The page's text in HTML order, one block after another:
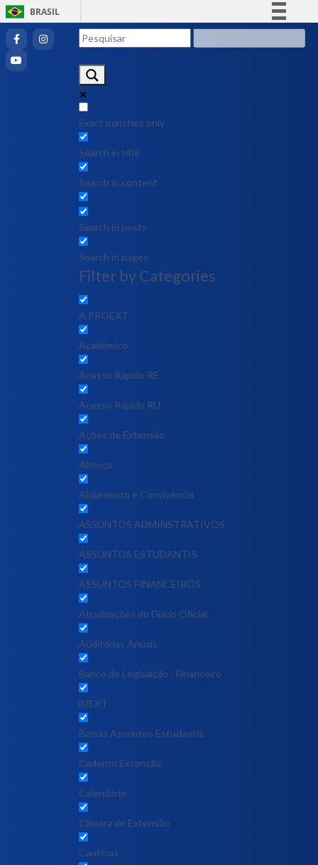
BRASIL
Exact matches only
Search in title
Search in content
Search in posts
Search in pages
Filter by Categories
A PROEXT
Acadêmico
Acesso Rápido RE
Acesso Rápido RU
Ações de Extensão
Almoço
Alojamento e Convivência
ASSUNTOS ADMINSTRATIVOS
ASSUNTOS ESTUDANTIS
ASSUNTOS FINANCEIROS
Atualizações do Diário Oficial
Auditórias Anuais
Banco de Legislação - Financeiro
BIEXT
Bolsas Assuntos Estudantis
Caderno Extensão
Calendário
Câmara de Extensão
Cantinas